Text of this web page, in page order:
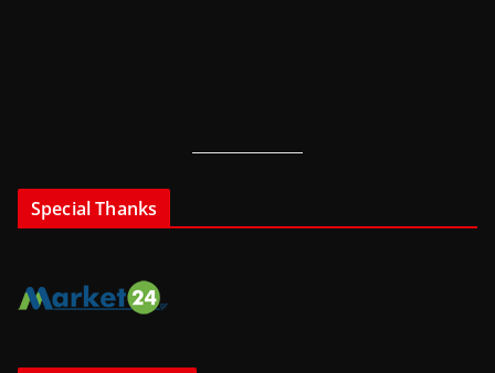
Special Thanks